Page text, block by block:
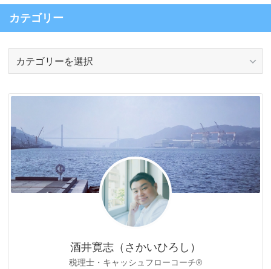
カテゴリー
リ
酒井寛志（さかいひろし）
税理士・キャッシュフローコーチ®